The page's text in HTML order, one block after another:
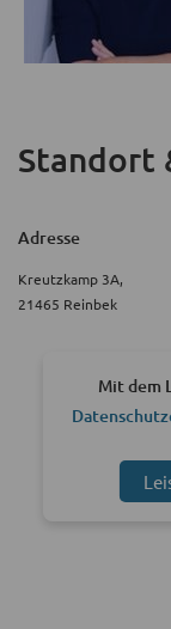
Standort
Adresse
Kreutzkamp 3A,
21465 Reinbek
Mit dem